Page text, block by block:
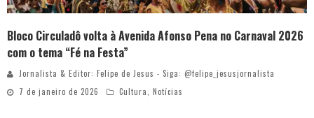
Bloco Circuladô volta à Avenida Afonso Pena no Carnaval 2026
com o tema “Fé na Festa”
Jornalista & Editor: Felipe de Jesus - Siga: @felipe_jesusjornalista
7 de janeiro de 2026
Cultura, Notícias